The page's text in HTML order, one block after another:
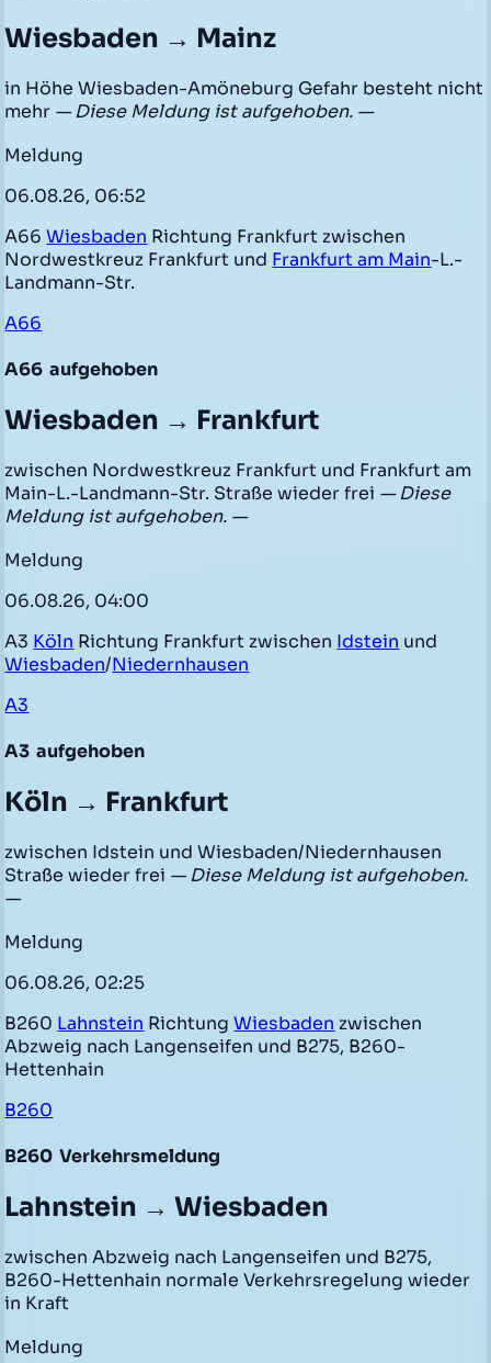
Wiesbaden → Mainz
in Höhe Wiesbaden-Amöneburg Gefahr besteht nicht
mehr — Diese Meldung ist aufgehoben. —
Meldung
06.08.26, 06:52
A66Wiesbaden Richtung Frankfurt zwischen
Nordwestkreuz Frankfurt und Frankfurt am Main-L.-
Landmann-Str.
A66
A66 aufgehoben
Wiesbaden → Frankfurt
zwischen Nordwestkreuz Frankfurt und Frankfurt am
Main-L.-Landmann-Str. Straße wieder frei — Diese
Meldung ist aufgehoben. —
Meldung
06.08.26, 04:00
A3 Köln Richtung Frankfurt zwischen Idstein und
Wiesbaden/Niedernhausen
A3
A3 aufgehoben
Köln → Frankfurt
zwischen Idstein und Wiesbaden/Niedernhausen
Straße wieder frei — Diese Meldung ist aufgehoben.
—
Meldung
06.08.26, 02:25
B260 Lahnstein RichtungWiesbaden zwischen
Abzweig nach Langenseifen und B275, B260-
Hettenhain
B260
B260 Verkehrsmeldung
Lahnstein → Wiesbaden
zwischen Abzweig nach Langenseifen und B275,
B260-Hettenhain normale Verkehrsregelung wieder
in Kraft
Meldung